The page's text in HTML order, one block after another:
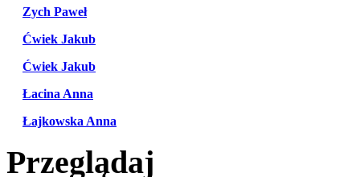
Zych Paweł
Ćwiek Jakub
Ćwiek Jakub
Łacina Anna
Łajkowska Anna
Przeglądaj